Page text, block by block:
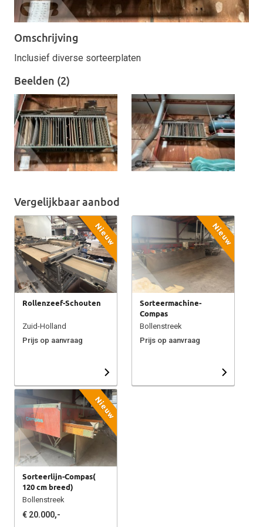
Omschrijving
Inclusief diverse sorteerplaten
Beelden (2)
Vergelijkbaar aanbod
Nieuw
Rollenzeef-Schouten
Zuid-Holland
Prijs op aanvraag
Nieuw
Sorteermachine-
Compas
Bollenstreek
Prijs op aanvraag
Nieuw
Sorteerlijn-Compas(
120 cm breed)
Bollenstreek
€ 20.000,-